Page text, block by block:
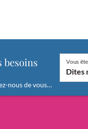
besoins
nous de vous…
Vous
En